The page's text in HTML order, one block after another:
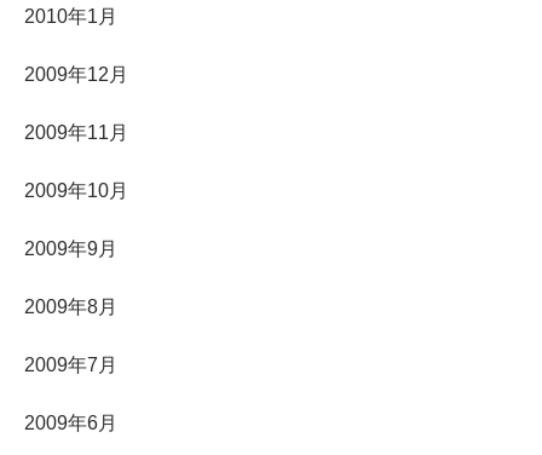
2010年1月
2009年12月
2009年11月
2009年10月
2009年9月
2009年8月
2009年7月
2009年6月